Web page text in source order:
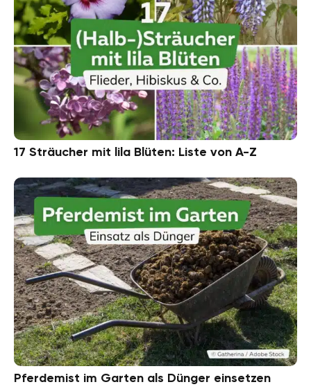
17 Sträucher mit lila Blüten: Liste von A-Z
Pferdemist im Garten als Dünger einsetzen